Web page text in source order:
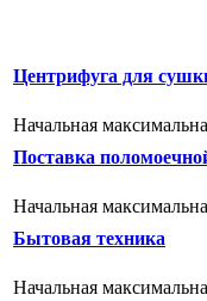
Центрифуга для
Начальная
Поставка
Начальная
Бытовая техника
Начальная